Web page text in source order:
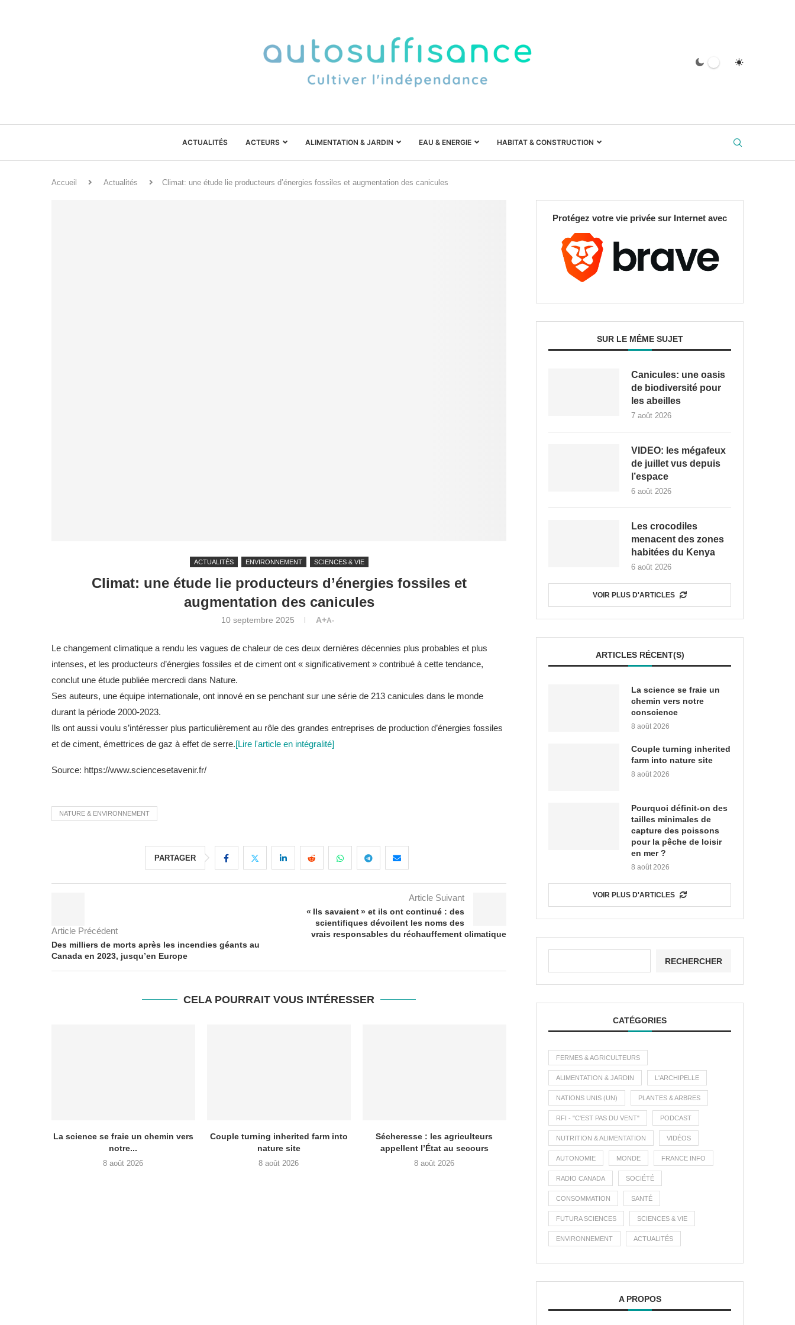
ACTUALITÉS ACTEURS ALIMENTATION & JARDIN EAU & ENERGIE HABITAT & CONSTRUCTION
Accueil Actualités Climat: une étude lie producteurs d’énergies fossiles et augmentation des canicules
ACTUALITÉS ENVIRONNEMENT SCIENCES & VIE
Climat: une étude lie producteurs d’énergies fossiles et
augmentation des canicules
10 septembre 2025 A+A-
Le changement climatique a rendu les vagues de chaleur de ces deux dernières décennies plus probables et plus
intenses, et les producteurs d’énergies fossiles et de ciment ont « significativement » contribué à cette tendance,
conclut une étude publiée mercredi dans Nature.
Ses auteurs, une équipe internationale, ont innové en se penchant sur une série de 213 canicules dans le monde
durant la période 2000-2023.
Ils ont aussi voulu s’intéresser plus particulièrement au rôle des grandes entreprises de production d’énergies fossiles
et de ciment, émettrices de gaz à effet de serre.[Lire l'article en intégralité]
Source: https://www.sciencesetavenir.fr/
NATURE & ENVIRONNEMENT
PARTAGER
Article Précédent
Des milliers de morts après les incendies géants au
Canada en 2023, jusqu’en Europe
Article Suivant
« Ils savaient » et ils ont continué : des
scientifiques dévoilent les noms des
vrais responsables du réchauffement climatique
CELA POURRAIT VOUS INTÉRESSER
La science se fraie un chemin vers
notre...
8 août 2026
Couple turning inherited farm into
nature site
8 août 2026
Sécheresse : les agriculteurs
appellent l’État au secours
8 août 2026
Protégez votre vie privée sur Internet avec
SUR LE MÊME SUJET
Canicules: une oasis
de biodiversité pour
les abeilles
7 août 2026
VIDEO: les mégafeux
de juillet vus depuis
l’espace
6 août 2026
Les crocodiles
menacent des zones
habitées du Kenya
6 août 2026
VOIR PLUS D'ARTICLES
ARTICLES RÉCENT(S)
La science se fraie un
chemin vers notre
conscience
8 août 2026
Couple turning inherited
farm into nature site
8 août 2026
Pourquoi définit-on des
tailles minimales de
capture des poissons
pour la pêche de loisir
en mer ?
8 août 2026
VOIR PLUS D'ARTICLES
RECHERCHER
CATÉGORIES
FERMES & AGRICULTEURS
ALIMENTATION & JARDIN L'ARCHIPELLE
NATIONS UNIS (UN) PLANTES & ARBRES
RFI - "C'EST PAS DU VENT" PODCAST
NUTRITION & ALIMENTATION VIDÉOS
AUTONOMIE MONDE FRANCE INFO
RADIO CANADA SOCIÉTÉ
CONSOMMATION SANTÉ
FUTURA SCIENCES SCIENCES & VIE
ENVIRONNEMENT ACTUALITÉS
A PROPOS